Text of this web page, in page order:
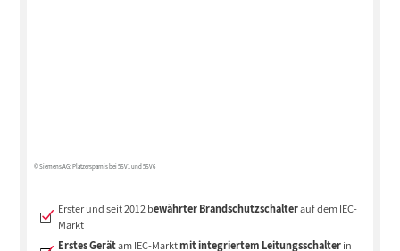
© Siemens AG: Platzersparnis bei 5SV1 und 5SV6
Erster und seit 2012 bewährter Brandschutzschalterauf dem IEC-
Markt
Erstes Gerätam IEC-Marktmit integriertem Leitungsschalterin